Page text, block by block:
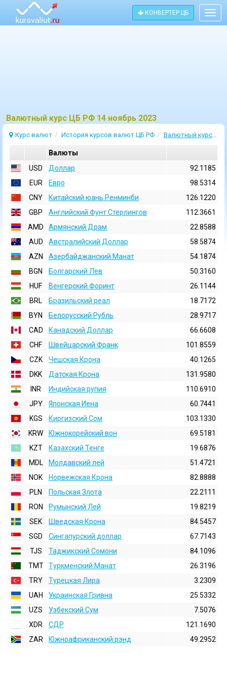
КОНВЕРТЕР ЦБ
Bалютный курс ЦБ РФ 14 ноябрь 2023
Курс валют История курсов валют ЦБ РФ Валютный курс 14 Ноябрь 2023
Валюты
USD
Доллар
92.1185
EUR
Евро
98.5314
CNY
Китайский юань Ренминби
126.1220
GBP
Английский Фунт Стерлингов
112.3661
AMD
Армянский Драм
22.8588
AUD
Австралийский Доллар
58.5874
AZN
Азербайджанский Манат
54.1874
BGN
Болгарский Лев
50.3160
HUF
Венгерский Форинт
26.1144
BRL
Бразильский реал
18.7172
BYN
Белорусский Рубль
28.9717
CAD
Канадский Доллар
66.6608
CHF
Швейцарский Франк
101.8559
CZK
Чешская Крона
40.1265
DKK
Датская Крона
131.9580
INR
Индийская pупия
110.6910
JPY
Японская Иена
60.7441
KGS
Киргизский Сом
103.1330
KRW
Южнокорейский вон
69.5181
KZT
Казахский Тенге
19.6876
MDL
Молдавский лей
51.4721
NOK
Норвежская Крона
82.8888
PLN
Польская Злота
22.2111
RON
Румынский Лей
19.8219
SEK
Шведская Крона
84.5457
SGD
Сингапурский доллар
67.7143
TJS
Таджикский Сомони
84.1096
TMT
Туркменский Манат
26.3196
TRY
Турецкая Лира
3.2309
UAH
Украинская Гривна
25.5332
UZS
Узбекский Сум
7.5076
XDR
СДР
121.1690
ZAR
Южноафриканский рэнд 49.2952